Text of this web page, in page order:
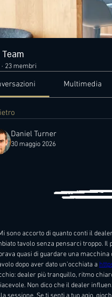
· 23 membri
Multimedia
Daniel Turner
30 maggio 2026
sono accorto di quanto conti il
tavolo senza pensarci troppo.
quasi di guardare una
dopo aver dato un’occhiata a
dealer più tranquillo, ritmo
Non dico che il dealer